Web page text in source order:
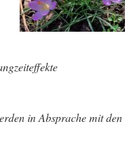
in Absprache mit den